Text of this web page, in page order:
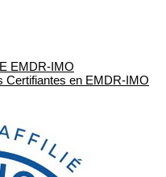
EMDR-IMO
Certifiantes en EMDR-IMO